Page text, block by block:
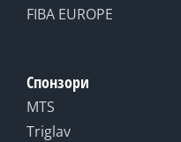
FIBA EUROPE
Спонзори
MTS
Triglav